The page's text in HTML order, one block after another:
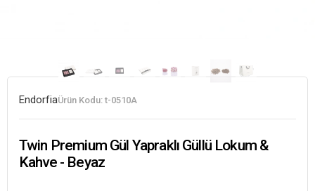
EndorfiaÜrün Kodu: t-0510A
Twin Premium Gül Yapraklı Güllü Lokum &
Kahve - Beyaz